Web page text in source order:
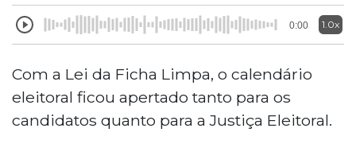
0:00 1.0x
Com a Lei da Ficha Limpa, o calendário
eleitoral ficou apertado tanto para os
candidatos quanto para a Justiça Eleitoral.